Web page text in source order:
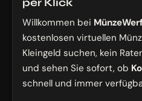
per Klick
Willkommen bei
kostenlosen virtuellen
Kleingeld suchen, kein
und sehen Sie sofort, ob
schnell und immer